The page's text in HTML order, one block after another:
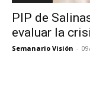
PIP de
evaluar la
Semanario Visión -